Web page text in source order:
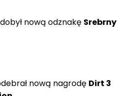
nową odznakę Srebrny
nową nagrodę Dirt 3